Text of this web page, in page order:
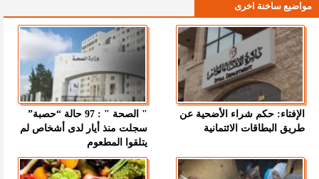
مواضيع ساخنة اخرى
الإفتاء: حكم شراء الأضحية عن
طريق البطاقات الائتمانية
" الصحة " : 97 حالة “حصبة”
سجلت منذ أيار لدى أشخاص لم
يتلقوا المطعوم